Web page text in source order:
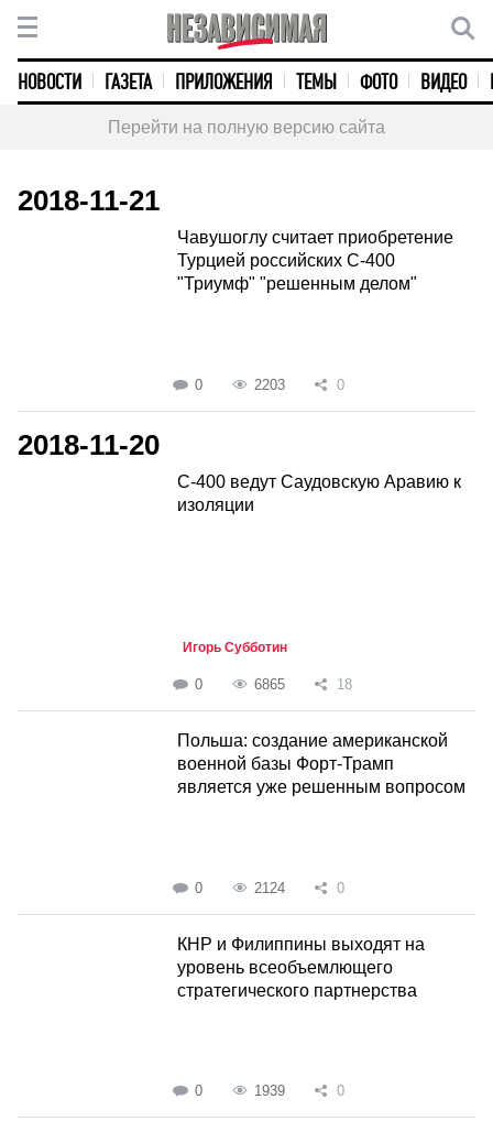
НОВОСТИ ГАЗЕТА ПРИЛОЖЕНИЯ ТЕМЫ ФОТО ВИДЕО
Перейти на полную версию сайта
2018-11-21
Чавушоглу считает приобретение
Турцией российских С-400
"Триумф" "решенным делом"
0 2203 0
2018-11-20
С-400 ведут Саудовскую Аравию к
изоляции
Игорь Субботин
0 6865 18
Польша: создание американской
военной базы Форт-Трамп
является уже решенным вопросом
0 2124 0
КНР и Филиппины выходят на
уровень всеобъемлющего
стратегического партнерства
0 1939 0